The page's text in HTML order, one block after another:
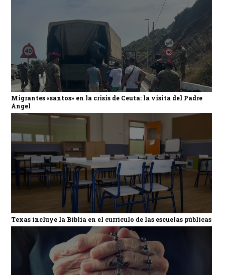
Migrantes «santos» en la crisis de Ceuta: la visita del Padre
Ángel
Texas incluye la Biblia en el currículo de las escuelas públicas